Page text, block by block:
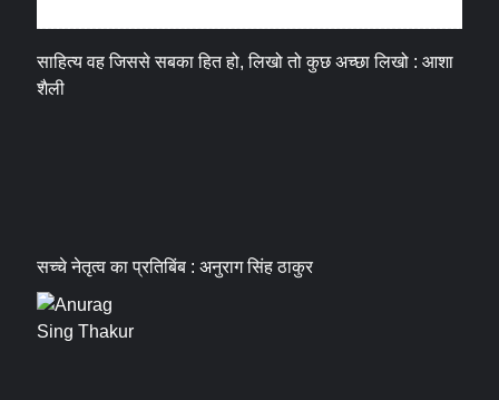
साहित्य वह जिससे सबका हित हो, लिखो तो कुछ अच्छा लिखो : आशा
शैली
सच्चे नेतृत्व का प्रतिबिंब : अनुराग सिंह ठाकुर